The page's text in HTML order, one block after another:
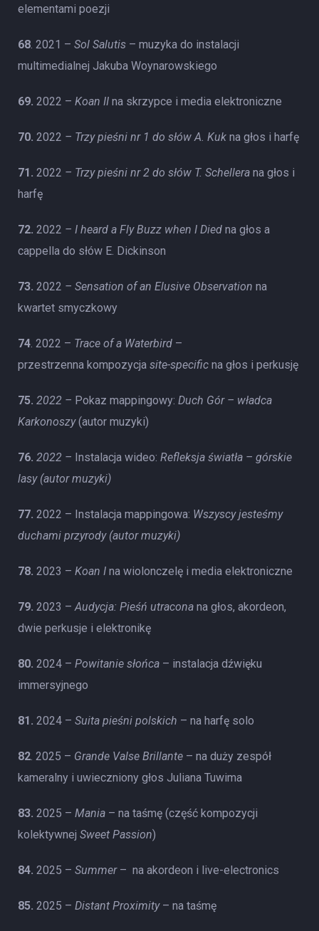
elementami poezji
68. 2021 – Sol Salutis – muzyka do instalacji
multimedialnej Jakuba Woynarowskiego
69. 2022 – Koan II na skrzypce i media elektroniczne
70. 2022 – Trzy pieśni nr 1 do słów A. Kuk na głos i harfę
71. 2022 – Trzy pieśni nr 2 do słów T. Schellera na głos i
harfę
72. 2022 – I heard a Fly Buzz when I Died na głos a
cappella do słów E. Dickinson
73. 2022 – Sensation of an Elusive Observation na
kwartet smyczkowy
74. 2022 – Trace of a Waterbird –
przestrzenna kompozycja site-specific na głos i perkusję
75. 2022 – Pokaz mappingowy: Duch Gór – władca
Karkonoszy(autor muzyki)
76. 2022 – Instalacja wideo: Refleksja światła – górskie
lasy (autor muzyki)
77. 2022 – Instalacja mappingowa: Wszyscy jesteśmy
duchami przyrody (autor muzyki)
78. 2023 – Koan I na wiolonczelę i media elektroniczne
79. 2023 –Audycja: Pieśń utracona na głos, akordeon,
dwie perkusje i elektronikę
80. 2024 – Powitanie słońca – instalacja dźwięku
immersyjnego
81. 2024 – Suita pieśni polskich – na harfę solo
82. 2025 – Grande Valse Brillante – na duży zespół
kameralny i uwieczniony głos Juliana Tuwima
83. 2025 – Mania – na taśmę (część kompozycji
kolektywnej Sweet Passion)
84. 2025 – Summer– na akordeon i live-electronics
85. 2025 – Distant Proximity– na taśmę